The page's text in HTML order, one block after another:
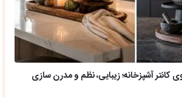
آشپزخانه؛ زیبایی، نظم و مدرن سازی